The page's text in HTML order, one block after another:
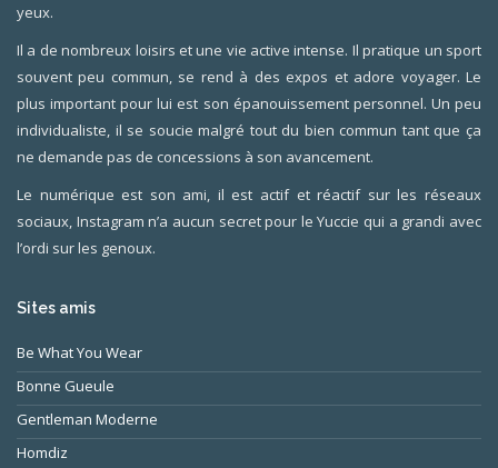
yeux.
Il a de nombreux loisirs et une vie active intense. Il pratique un sport
souvent peu commun, se rend à des expos et adore voyager. Le
plus important pour lui est son épanouissement personnel. Un peu
individualiste, il se soucie malgré tout du bien commun tant que ça
ne demande pas de concessions à son avancement.
Le numérique est son ami, il est actif et réactif sur les réseaux
sociaux, Instagram n’a aucun secret pour le Yuccie qui a grandi avec
l’ordi sur les genoux.
Sites amis
Be What You Wear
Bonne Gueule
Gentleman Moderne
Homdiz